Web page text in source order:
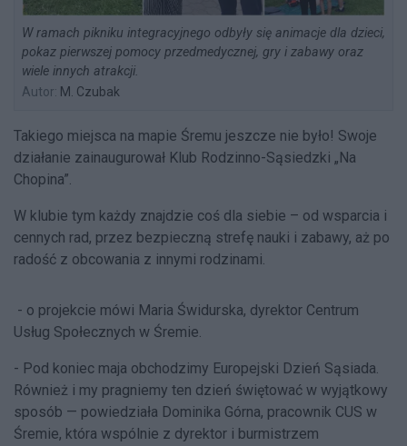
W ramach pikniku integracyjnego odbyły się animacje dla dzieci,
pokaz pierwszej pomocy przedmedycznej, gry i zabawy oraz
wiele innych atrakcji.
Autor: M. Czubak
Takiego miejsca na mapie Śremu jeszcze nie było! Swoje
działanie zainaugurował Klub Rodzinno-Sąsiedzki „Na
Chopina”.
W klubie tym każdy znajdzie coś dla siebie – od wsparcia i
cennych rad, przez bezpieczną strefę nauki i zabawy, aż po
radość z obcowania z innymi rodzinami.
- o projekcie mówi Maria Świdurska, dyrektor Centrum
Usług Społecznych w Śremie.
- Pod koniec maja obchodzimy Europejski Dzień Sąsiada.
Również i my pragniemy ten dzień świętować w wyjątkowy
sposób — powiedziała Dominika Górna, pracownik CUS w
Śremie, która wspólnie z dyrektor i burmistrzem